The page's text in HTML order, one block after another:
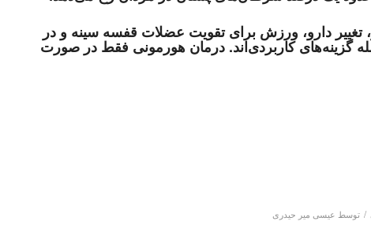
دارو، ورزش برای تقویت عضلات قفسه سینه و در
گزینه‌های کاربردی‌اند. درمان هورمونی فقط در صورت
/ توسط عیسی میر حیدری